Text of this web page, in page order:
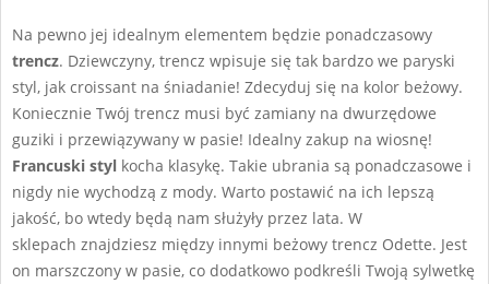
Na pewno jej idealnym elementem będzie ponadczasowy
trencz. Dziewczyny, trencz wpisuje się tak bardzo we paryski
styl, jak croissant na śniadanie! Zdecyduj się na kolor beżowy.
Koniecznie Twój trencz musi być zamiany na dwurzędowe
guziki i przewiązywany w pasie! Idealny zakup na wiosnę!
Francuski styl kocha klasykę. Takie ubrania są ponadczasowe i
nigdy nie wychodzą z mody. Warto postawić na ich lepszą
jakość, bo wtedy będą nam służyły przez lata. W
sklepach znajdziesz między innymi beżowy trencz Odette. Jest
on marszczony w pasie, co dodatkowo podkreśli Twoją sylwetkę